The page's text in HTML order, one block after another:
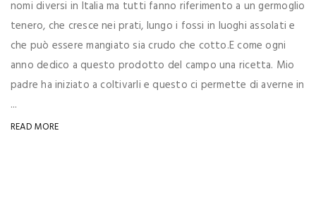
nomi diversi in Italia ma tutti fanno riferimento a un germoglio
tenero, che cresce nei prati, lungo i fossi in luoghi assolati e
che può essere mangiato sia crudo che cotto.E come ogni
anno dedico a questo prodotto del campo una ricetta. Mio
padre ha iniziato a coltivarli e questo ci permette di averne in
...
READ MORE